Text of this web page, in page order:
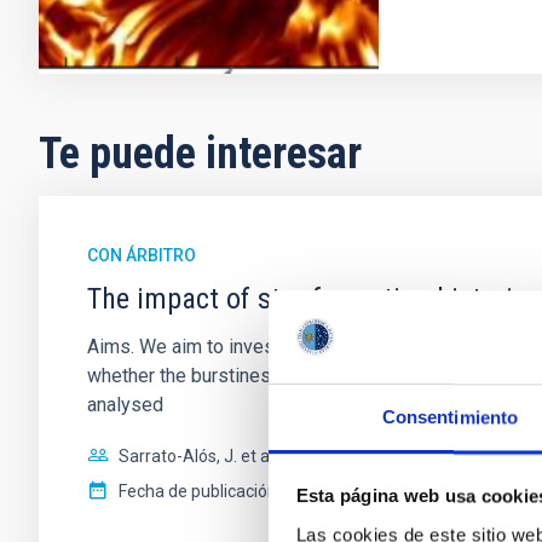
Consentimiento
Esta página web usa
Las cookies de este sitio
Te puede interesar
CON ÁRBITRO
The impact of star formation
Aims. We aim to investigate the connection
whether the burstiness and temporal distribution of
analysed
Sarrato-Alós, J. et al.
Fecha de publicación:
6 2026